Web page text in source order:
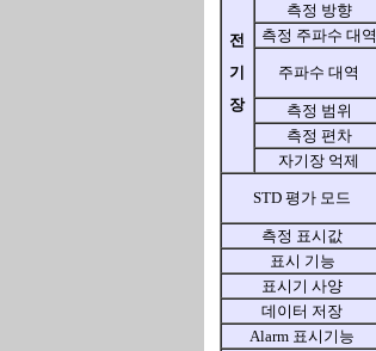
전
기
장
측정 방향
측정 주파수 대역
주파수 대역
측정 범위
측정 편차
자기장 억제
STD 평가 모드
측정 표시값
표시 기능
표시기 사양
데이터 저장
Alarm 표시기능